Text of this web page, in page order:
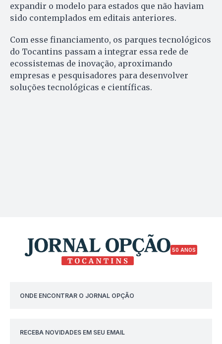
expandir o modelo para estados que não haviam
sido contemplados em editais anteriores.
Com esse financiamento, os parques tecnológicos
do Tocantins passam a integrar essa rede de
ecossistemas de inovação, aproximando
empresas e pesquisadores para desenvolver
soluções tecnológicas e científicas.
50 ANOS
ONDE ENCONTRAR O JORNAL OPÇÃO
RECEBA NOVIDADES EM SEU EMAIL